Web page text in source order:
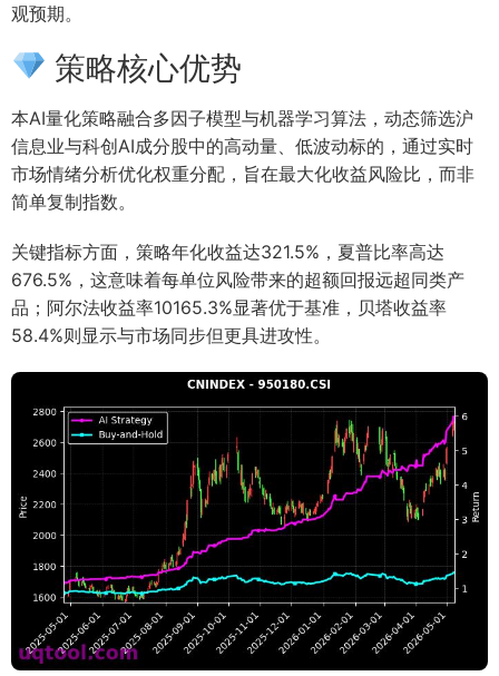
观预期。
策略核心优势
本AI量化策略融合多因子模型与机器学习算法，动态筛选沪
信息业与科创AI成分股中的高动量、低波动标的，通过实时
市场情绪分析优化权重分配，旨在最大化收益风险比，而非
简单复制指数。
关键指标方面，策略年化收益达321.5%，夏普比率高达
676.5%，这意味着每单位风险带来的超额回报远超同类产
品；阿尔法收益率10165.3%显著优于基准，贝塔收益率
58.4%则显示与市场同步但更具进攻性。